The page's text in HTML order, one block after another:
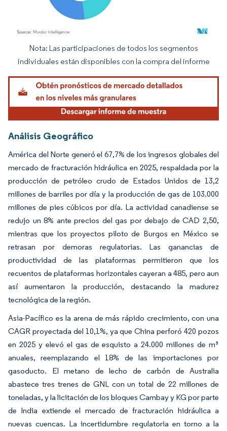
Imagen © Mordor Intelligence. El uso requiere atribución según CC BY 4.0.
Nota: Las participaciones de todos los segmentos
individuales están disponibles con la compra del informe
Análisis Geográfico
América del Norte generó el 67,7% de los ingresos globales del
mercado de fracturación hidráulica en 2025, respaldada por la
producción de petróleo crudo de Estados Unidos de 13,2
millones de barriles por día y la producción de gas de 103.000
millones de pies cúbicos por día. La actividad canadiense se
redujo un 8% ante precios del gas por debajo de CAD 2,50,
mientras que los proyectos piloto de Burgos en México se
retrasan por demoras regulatorias. Las ganancias de
productividad de las plataformas permitieron que los
recuentos de plataformas horizontales cayeran a 485, pero aun
así aumentaron la producción, destacando la madurez
tecnológica de la región.
Asia-Pacífico es la arena de más rápido crecimiento, con una
CAGR proyectada del 10,1%, ya que China perforó 420 pozos
en 2025 y elevó el gas de esquisto a 24.000 millones de m³
anuales, reemplazando el 18% de las importaciones por
gasoducto. El metano de lecho de carbón de Australia
abastece tres trenes de GNL con un total de 22 millones de
toneladas, y la licitación de los bloques Cambay y KG por parte
de India extiende el mercado de fracturación hidráulica a
nuevas cuencas. La incertidumbre regulatoria en torno a la